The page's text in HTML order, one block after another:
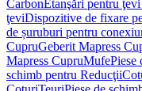
CarbonEtanşări pentru
ţeviDispozitive de fixare
de șuruburi pentru
CupruGeberit Mapress
Mapress CupruMufePiese
schimb pentru Reducţii